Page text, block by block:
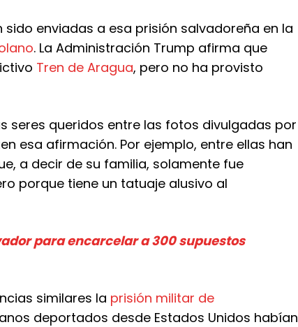
enviadas a esa prisión salvadoreña en la
. La Administración Trump afirma que
Tren de Aragua, pero no ha provisto
seres queridos entre las fotos divulgadas por
esa afirmación. Por ejemplo, entre ellas han
a decir de su familia, solamente fue
porque tiene un tatuaje alusivo al
para encarcelar a 300 supuestos
similares la prisión militar de
deportados desde Estados Unidos habían